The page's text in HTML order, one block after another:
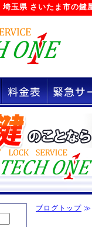
埼玉県 さいたま市の鍵
ブログトップ ≫